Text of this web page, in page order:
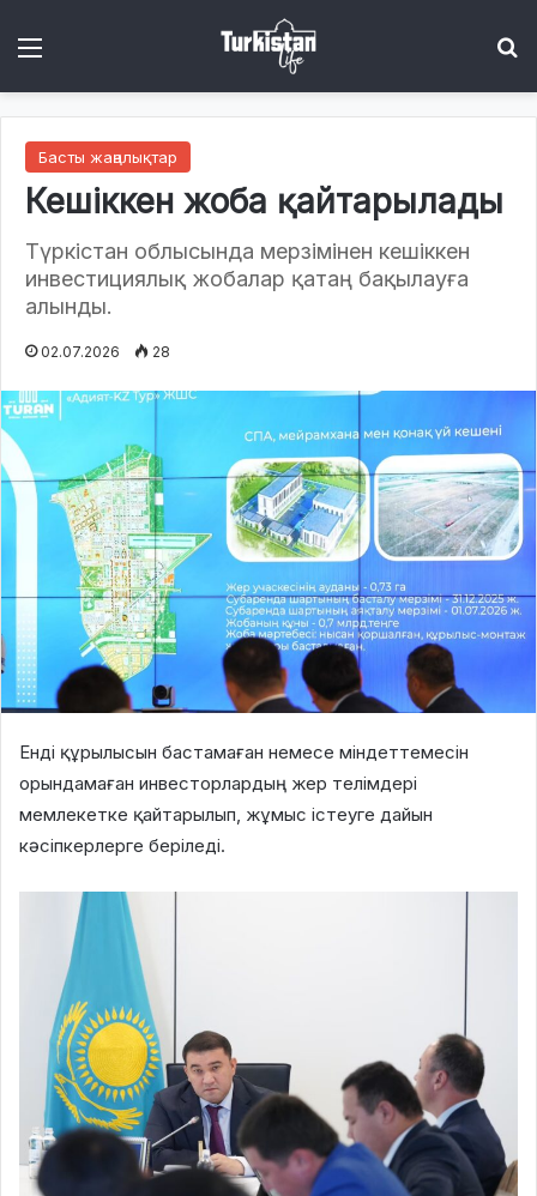
Басты жаңалықтар
Кешіккен жоба қайтарылады
Түркістан облысында мерзімінен кешіккен
инвестициялық жобалар қатаң бақылауға
алынды.
02.07.2026 28
Енді құрылысын бастамаған немесе міндеттемесін
орындамаған инвесторлардың жер телімдері
мемлекетке қайтарылып, жұмыс істеуге дайын
кәсіпкерлерге беріледі.